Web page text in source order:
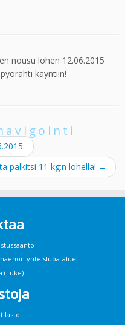
nousu lohen 12.06.2015
käyntiin!
palkitsi 11 kg:n lohella! →
yhteislupa-alue
(Luke)